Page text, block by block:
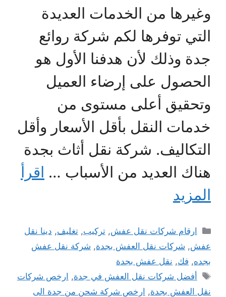
وغيرها من الخدمات العديدة
التي توفرها لكم شركة روائع
جدة وذلك لأن هدفنا الأول هو
الحصول على إرضاء العميل
وتحقيق أعلى مستوى من
خدمات النقل بأقل الأسعار وأقل
التكاليف. شركة نقل أثاث بجدة
هناك العديد من الأسباب … اقرأ
المزيد
التصنيفات
ارقام شركات نقل عفش,تركيب,تغليف, دينا نقل
عفش, شركات نقل العفش بجدة, شركة نقل عفش
بجده, فك, نقل عفش بجدة
الوسوم
أفضل شركات نقل العفش في جدة, ارخص شركات
نقل العفش بجدة, ارخص شركة شحن من جدة الى